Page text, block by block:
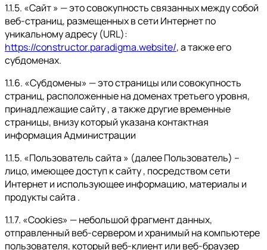
1.1.5. «Сайт » — это совокупность связанных между собой
веб-страниц, размещенных в сети Интернет по
уникальному адресу (URL):
https://constructor.paradigma.website/, а также его
субдоменах.
1.1.6. «Субдомены» — это страницы или совокупность
страниц, расположенные на доменах третьего уровня,
принадлежащие сайту , а также другие временные
страницы, внизу который указана контактная
информация Администрации
1.1.5. «Пользователь сайта » (далее Пользователь) –
лицо, имеющее доступ к сайту , посредством сети
Интернет и использующее информацию, материалы и
продукты сайта .
1.1.7. «Cookies» — небольшой фрагмент данных,
отправленный веб-сервером и хранимый на компьютере
пользователя, который веб-клиент или веб-браузер